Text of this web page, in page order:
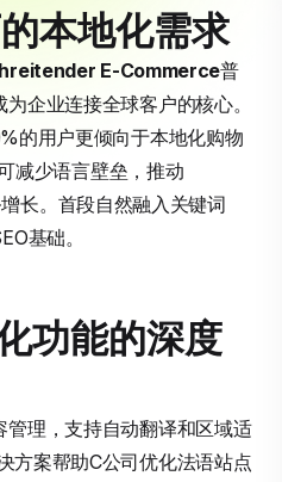
本地化需求
E-Commerce普
企业连接全球客户的核心。
的用户更倾向于本地化购物
减少语言壁垒，推动
长。首段自然融入关键词
基础。
功能的深度
理，支持自动翻译和区域适
方案帮助C公司优化法语站点